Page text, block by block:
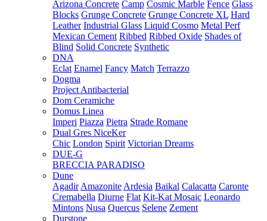
Arizona Concrete Camp Cosmic Marble Fence Glass
Blocks Grunge Concrete Grunge Concrete XL Hard
Leather Industrial Glass Liquid Cosmo Metal Perf
Mexican Cement Ribbed Ribbed Oxide Shades of
Blind Solid Concrete Synthetic
DNA
Eclat Enamel Fancy Match Terrazzo
Dogma
Project Antibacterial
Dom Ceramiche
Domus Linea
Imperi Piazza Pietra Strade Romane
Dual Gres NiceKer
Chic London Spirit Victorian Dreams
DUE-G
BRECCIA PARADISO
Dune
Agadir Amazonite Ardesia Baikal Calacatta Caronte
Cremabella Diurne Flat Kit-Kat Mosaic Leonardo
Mintons Nusa Quercus Selene Zement
Durstone